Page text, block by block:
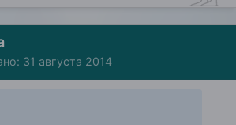
31 августа 2014